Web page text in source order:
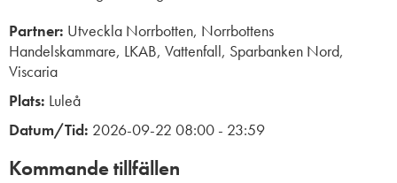
Partner: Utveckla Norrbotten, Norrbottens
Handelskammare, LKAB, Vattenfall, Sparbanken Nord,
Viscaria
Plats: Luleå
Datum/Tid: 2026-09-22 08:00 - 23:59
Kommande tillfällen